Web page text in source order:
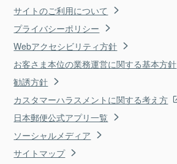
サイトのご利用について
プライバシーポリシー
Webアクセシビリティ方針
お客さま本位の業務運営に関する基本方針
勧誘方針
カスタマーハラスメントに関する考え方
日本郵便公式アプリ一覧
ソーシャルメディア
サイトマップ